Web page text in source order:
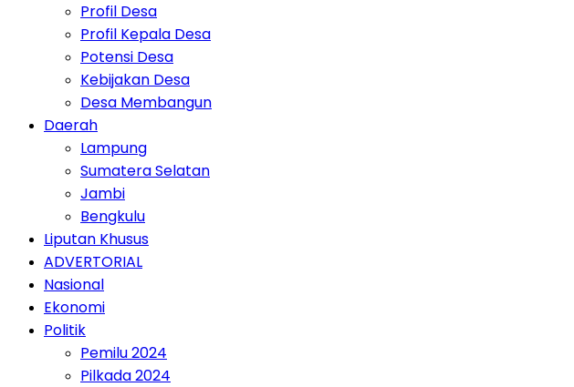
Profil Desa
Profil Kepala Desa
Potensi Desa
Kebijakan Desa
Desa Membangun
Daerah
Lampung
Sumatera Selatan
Jambi
Bengkulu
Liputan Khusus
ADVERTORIAL
Nasional
Ekonomi
Politik
Pemilu 2024
Pilkada 2024